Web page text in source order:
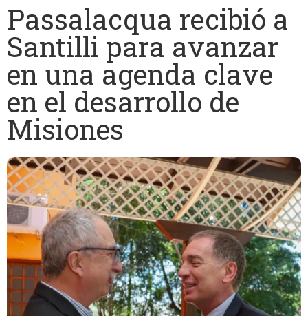
Passalacqua recibió a
Santilli para avanzar
en una agenda clave
en el desarrollo de
Misiones